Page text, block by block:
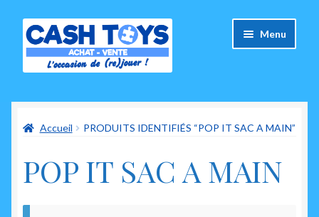
Aller
à
Aller
au
contenu
Menu
Carte Cadeau
Panier
Mes commandes
Accueil PRODUITS IDENTIFIÉS “POP IT SAC A MAIN”
POP IT SAC A MAIN